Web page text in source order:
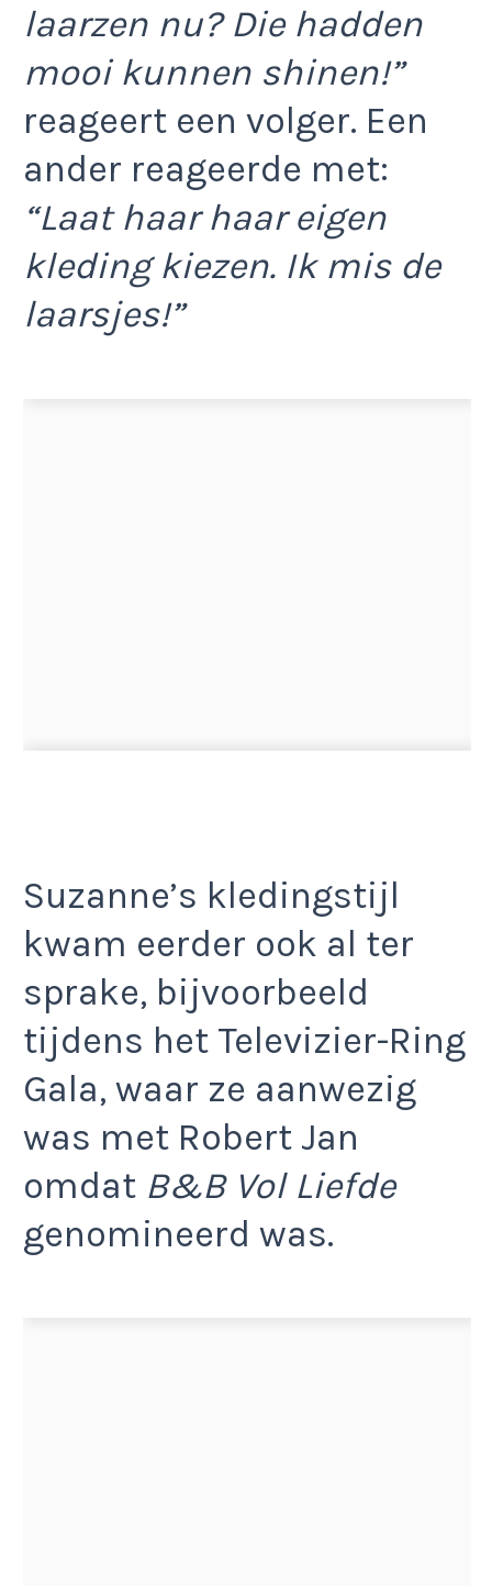
laarzen nu? Die hadden
mooi kunnen shinen!”
reageert een volger. Een
ander reageerde met:
“Laat haar haar eigen
kleding kiezen. Ik mis de
laarsjes!”
Suzanne’s kledingstijl
kwam eerder ook al ter
sprake, bijvoorbeeld
tijdens het Televizier-Ring
Gala, waar ze aanwezig
was met Robert Jan
omdat B&B Vol Liefde
genomineerd was.